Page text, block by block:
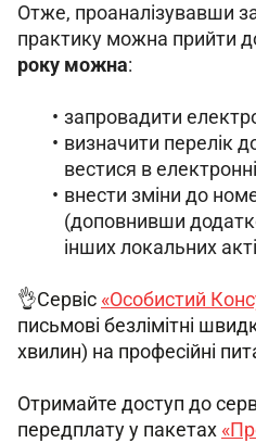
Отже, проаналізувавши
практику можна прийти
року можна:
запровадити
визначити перелік
вестися в
внести зміни до
(доповнивши
інших локальних
👌Сервіс «Особистий
письмові безлімітні
хвилин) на професійні
Отримайте доступ до
передплату у пакетах